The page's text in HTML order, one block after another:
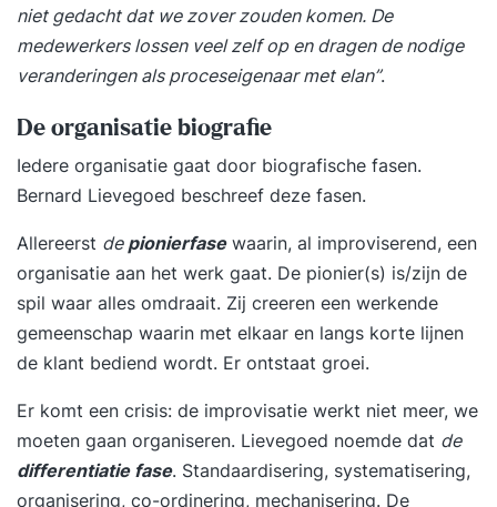
niet gedacht dat we zover zouden komen. De
medewerkers lossen veel zelf op en dragen de nodige
veranderingen als proceseigenaar met elan”.
De organisatie biografie
Iedere organisatie gaat door biografische fasen.
Bernard Lievegoed beschreef deze fasen.
Allereerst de pionierfasewaarin, al improviserend, een
organisatie aan het werk gaat. De pionier(s) is/zijn de
spil waar alles omdraait. Zij creeren een werkende
gemeenschap waarin met elkaar en langs korte lijnen
de klant bediend wordt. Er ontstaat groei.
Er komt een crisis: de improvisatie werkt niet meer, we
moeten gaan organiseren. Lievegoed noemde dat de
differentiatie fase. Standaardisering, systematisering,
organisering, co-ordinering, mechanisering. De